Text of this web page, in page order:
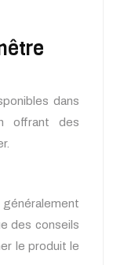
dans
offrant des
des conseils
le produit le